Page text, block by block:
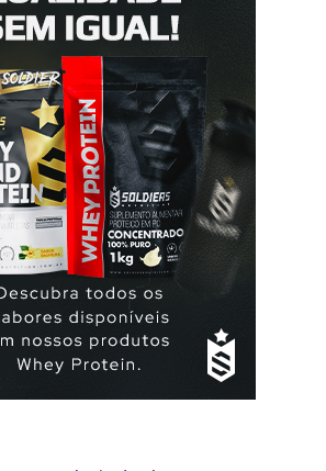
pode ter que tomar seguida, deve
de seu médico. A yasmin® e elani
são, ambas as pílulas têm a
hormonal, apesar da yasmin ® ter
21 comprimidos por carte...